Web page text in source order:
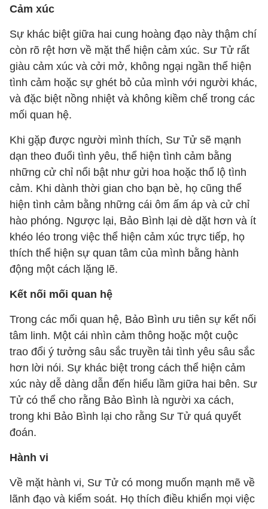
Cảm xúc
Sự khác biệt giữa hai cung hoàng đạo này thậm chí
còn rõ rệt hơn về mặt thể hiện cảm xúc. Sư Tử rất
giàu cảm xúc và cởi mở, không ngại ngần thể hiện
tình cảm hoặc sự ghét bỏ của mình với người khác,
và đặc biệt nồng nhiệt và không kiềm chế trong các
mối quan hệ.
Khi gặp được người mình thích, Sư Tử sẽ mạnh
dạn theo đuổi tình yêu, thể hiện tình cảm bằng
những cử chỉ nổi bật như gửi hoa hoặc thổ lộ tình
cảm. Khi dành thời gian cho bạn bè, họ cũng thể
hiện tình cảm bằng những cái ôm ấm áp và cử chỉ
hào phóng. Ngược lại, Bảo Bình lại dè dặt hơn và ít
khéo léo trong việc thể hiện cảm xúc trực tiếp, họ
thích thể hiện sự quan tâm của mình bằng hành
động một cách lặng lẽ.
Kết nối mối quan hệ
Trong các mối quan hệ, Bảo Bình ưu tiên sự kết nối
tâm linh. Một cái nhìn cảm thông hoặc một cuộc
trao đổi ý tưởng sâu sắc truyền tải tình yêu sâu sắc
hơn lời nói. Sự khác biệt trong cách thể hiện cảm
xúc này dễ dàng dẫn đến hiểu lầm giữa hai bên. Sư
Tử có thể cho rằng Bảo Bình là người xa cách,
trong khi Bảo Bình lại cho rằng Sư Tử quá quyết
đoán.
Hành vi
Về mặt hành vi, Sư Tử có mong muốn mạnh mẽ về
lãnh đạo và kiểm soát. Họ thích điều khiển mọi việc